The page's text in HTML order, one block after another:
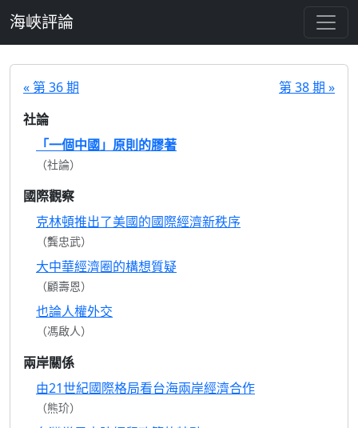
海峽評論
« 第 36 期
第 38 期 »
社論
「一個中國」原則的膠著
（社論）
國際觀察
克林頓推出了美國的國際經濟新秩序
（龔忠武）
大中華經濟圈的構想質疑
（顧壽恩）
也論人權外交
（馮啟人）
兩岸關係
由21世紀國際格局看台海兩岸經濟合作
（熊玠）